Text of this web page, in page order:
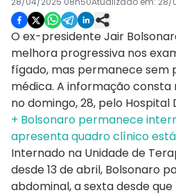
O ex-presidente Jair
melhora progressiva nos
fígado, mas permanece sem
médica. A informação consta
no domingo, 28, pelo Hospital
+ Bolsonaro permanece
apresenta quadro clínico
Internado na Unidade de
desde 13 de abril, Bolsonaro
abdominal, a sexta desde